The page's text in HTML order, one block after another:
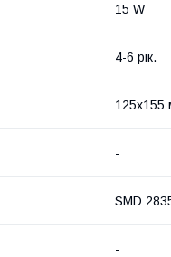
15 W
4-6 рік.
125х155
-
SMD
-